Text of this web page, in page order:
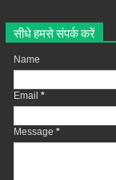
सीधे हमसे संपर्क करें
Name
Email *
Message *